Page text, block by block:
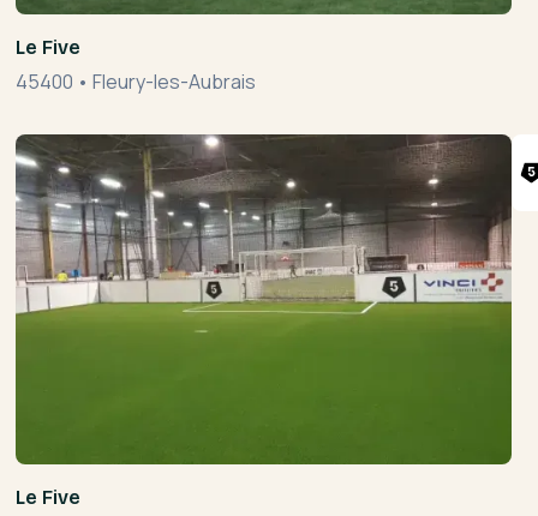
Le Five
45400 •Fleury-les-Aubrais
Le Five